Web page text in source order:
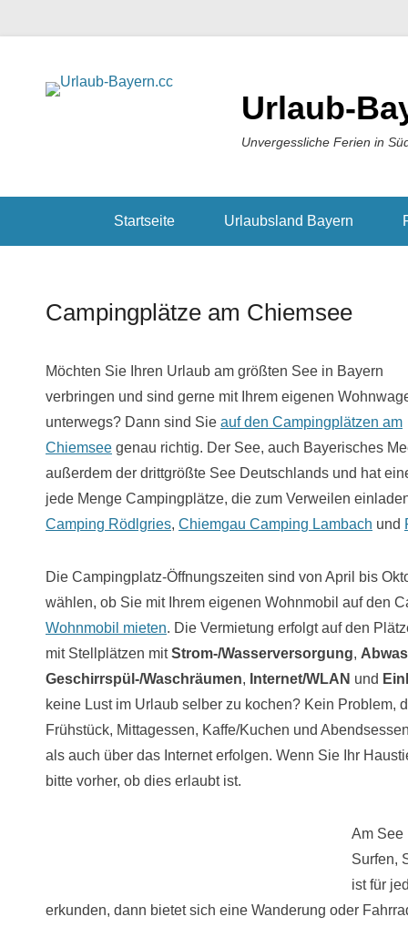
Urlaub-
Unvergessliche Ferien in
Startseite Urlaubsland Bayern
Campingplätze am Chiemsee
Möchten Sie Ihren Urlaub am größten See in Bayern
verbringen und sind gerne mit Ihrem eigenen
unterwegs? Dann sind Sie auf den Campingplätzen am
Chiemsee genau richtig. Der See, auch Bayerisches
außerdem der drittgrößte See Deutschlands und hat
jede Menge Campingplätze, die zum Verweilen
Camping Rödlgries, Chiemgau Camping Lambach und
Die Campingplatz-Öffnungszeiten sind von April bis
wählen, ob Sie mit Ihrem eigenen Wohnmobil auf den
Wohnmobil mieten. Die Vermietung erfolgt auf den
mit Stellplätzen mitStrom-/Wasserversorgung,
Geschirrspül-/Waschräumen, Internet/WLAN und
keine Lust im Urlaub selber zu kochen? Kein Problem,
Frühstück, Mittagessen, Kaffe/Kuchen und
als auch über das Internet erfolgen. Wenn Sie Ihr
bitte vorher, ob dies erlaubt ist.
Am See
Surfen,
ist für
erkunden, dann bietet sich eine Wanderung oder